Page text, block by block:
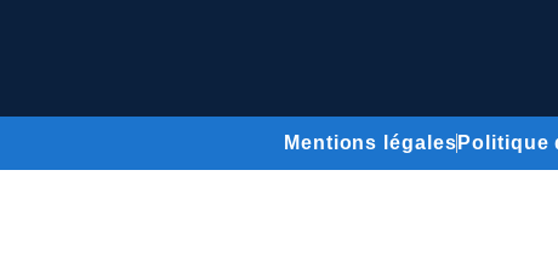
Mentions légales Politique